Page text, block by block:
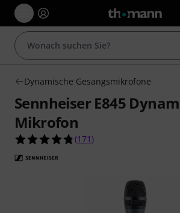
Dynamische Gesangsmikrofone
Sennheiser E845
Mikrofon
4.7 von 5 Sternen aus
(171 )